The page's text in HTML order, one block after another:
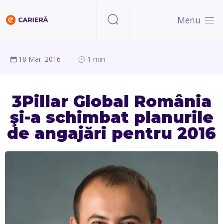
Menu
18 Mar. 2016 1 min
3Pillar Global România
şi-a schimbat planurile
de angajări pentru 2016